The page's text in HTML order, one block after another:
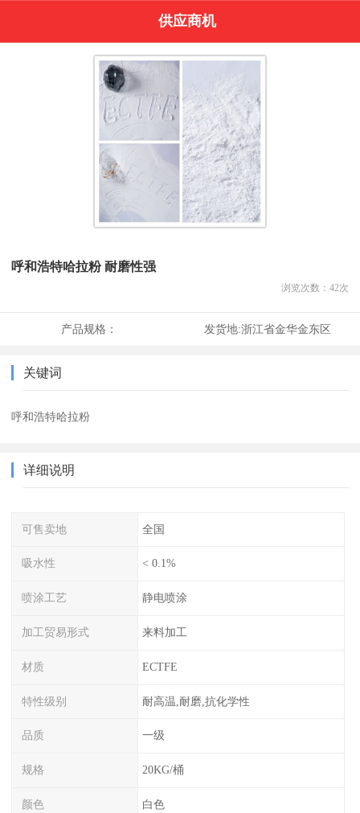
供应商机
呼和浩特哈拉粉 耐磨性强
浏览次数： 42次
产品规格： 发货地:浙江省金华金东区
关键词
呼和浩特哈拉粉
详细说明
可售卖地 全国
吸水性 < 0.1%
喷涂工艺 静电喷涂
加工贸易形式 来料加工
材质 ECTFE
特性级别 耐高温,耐磨,抗化学性
品质 一级
规格 20KG/桶
颜色 白色